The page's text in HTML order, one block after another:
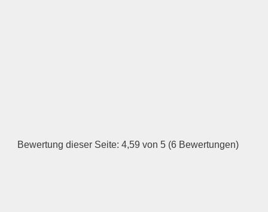
—
Bewertung dieser Seite: 4,59 von 5 (6 Bewertungen)